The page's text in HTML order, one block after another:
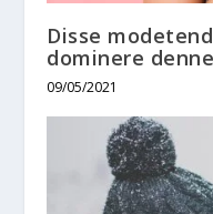
Disse
dominere
09/05/2021